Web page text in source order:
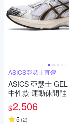
ASICS亞瑟士直營
ASICS 亞瑟士
中性款 運動休閒鞋
113
$2,506
5 (2)